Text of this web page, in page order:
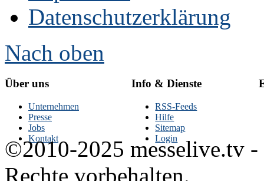
Datenschutzerklärung
Nach oben
Über uns
Unternehmen
Presse
Jobs
Kontakt
Info & Dienste
RSS-Feeds
Hilfe
Sitemap
Login
©2010-2025 messelive.tv -
Rechte vorbehalten.